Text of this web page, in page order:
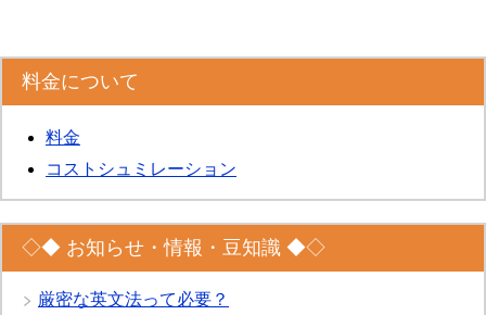
料金について
料金
コストシュミレーション
◇◆ お知らせ・情報・豆知識 ◆◇
厳密な英文法って必要？